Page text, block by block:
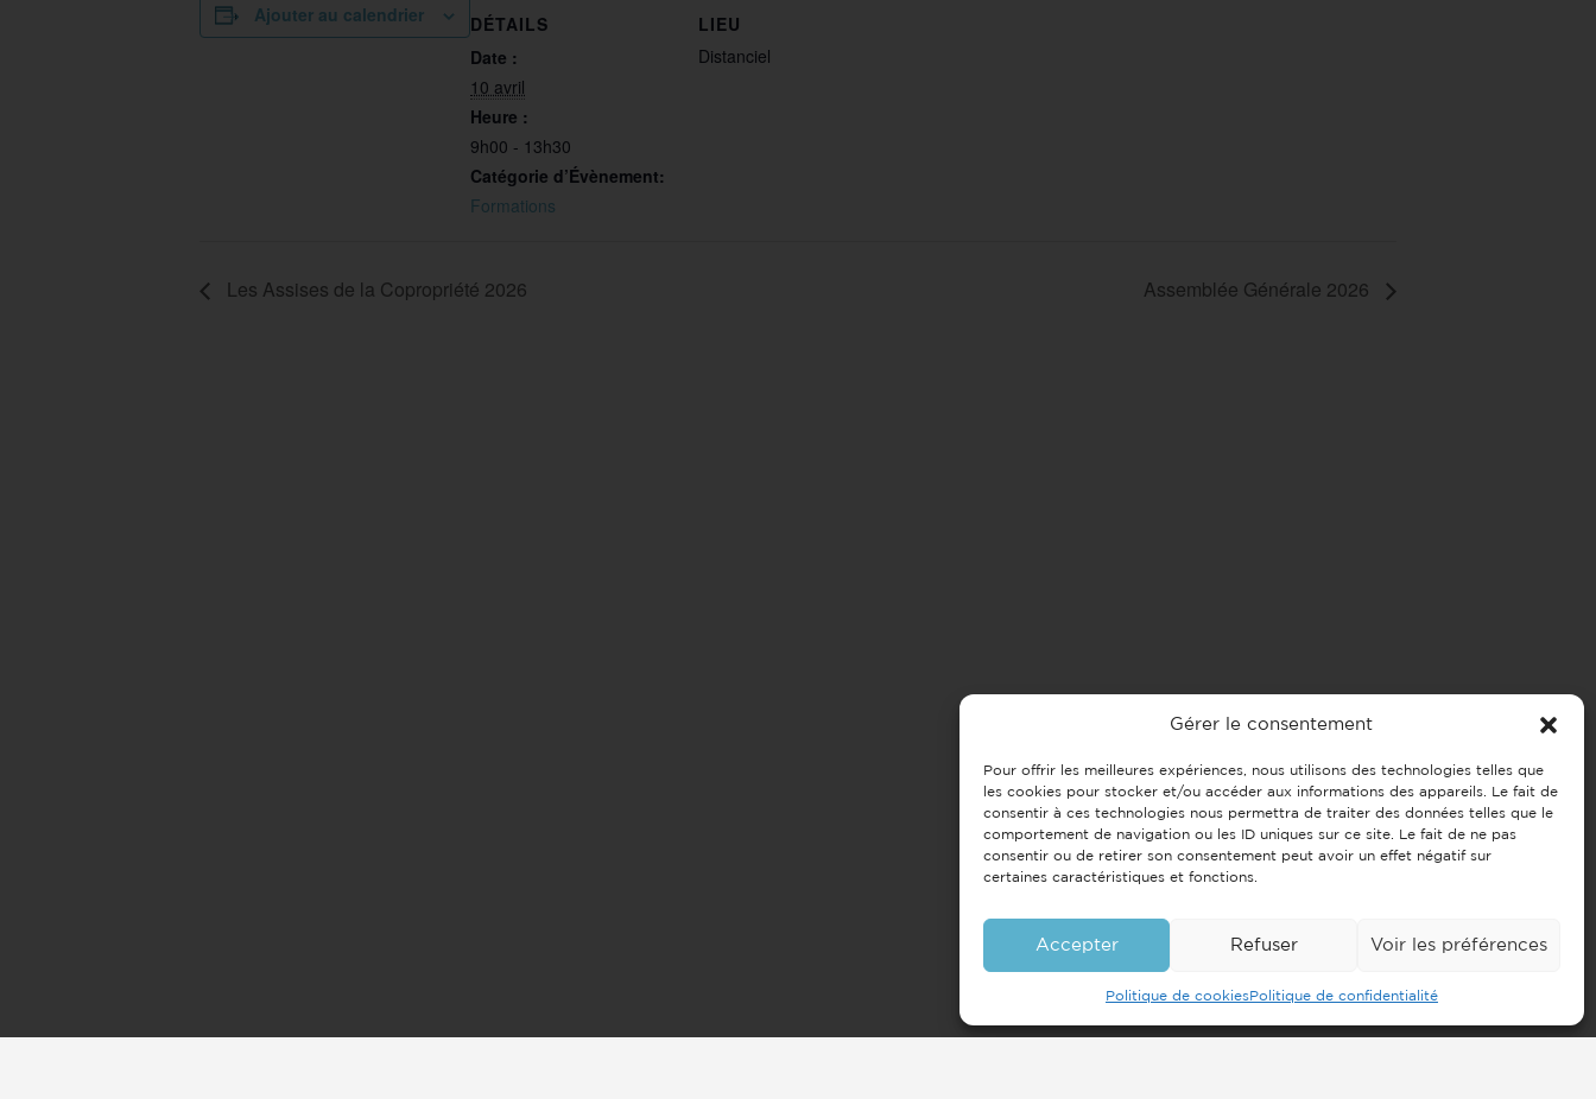
Gérer le consentement
Pour offrir les meilleures expériences, nous utilisons des technologies telles que
les cookies pour stocker et/ou accéder aux informations des appareils. Le fait de
consentir à ces technologies nous permettra de traiter des données telles que le
comportement de navigation ou les ID uniques sur ce site. Le fait de ne pas
consentir ou de retirer son consentement peut avoir un effet négatif sur
certaines caractéristiques et fonctions.
Accepter Refuser Voir les préférences
Politique de cookiesPolitique de confidentialité
Ajouter au calendrier
DÉTAILS
Date :
10 avril
Heure :
9h00 - 13h30
Catégorie d’Évènement:
Formations
LIEU
Distanciel
Les Assises de la Copropriété 2026 Assemblée Générale 2026